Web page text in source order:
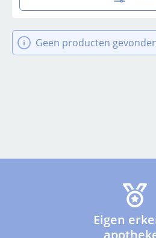
Geen producten
Eigen